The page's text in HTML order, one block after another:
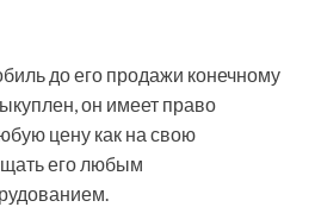
до его продажи конечному
он имеет право
цену как на свою
его любым